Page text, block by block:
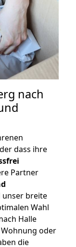
nach
dass ihre
Partner
unser breite
Wahl
Halle
oder
die